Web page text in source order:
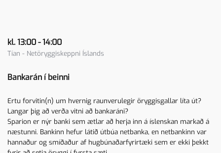
kl. 13:00 - 14:00
Tían - Netöryggiskeppni Íslands
Bankarán í beinni
Ertu forvitin(n) um hvernig raunverulegir öryggisgallar líta út?
Langar þig að verða vitni að bankaráni?
Sparion er nýr banki sem ætlar að herja inn á íslenskan markað á
næstunni. Bankinn hefur látið útbúa netbanka, en netbankinn var
hannaður og smíðaður af hugbúnaðarfyrirtæki sem er ekki þekkt